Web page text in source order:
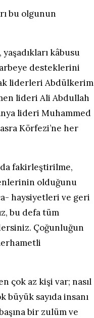
bu olgunun
kâbusu
desteklerini
liderleri Abdülkerim
lideri Ali Abdullah
lideri Muhammed
Körfezi’ne her
fakirleştirilme,
olduğunu
haysiyetleri ve geri
bu defa tüm
Çoğunluğun
çok az kişi var; nasıl
sayıda insanı
bir zulüm ve